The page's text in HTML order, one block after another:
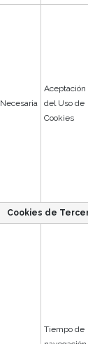
Necesaria
Aceptación
del Uso de
Cookies
Cookies de
Tiempo de